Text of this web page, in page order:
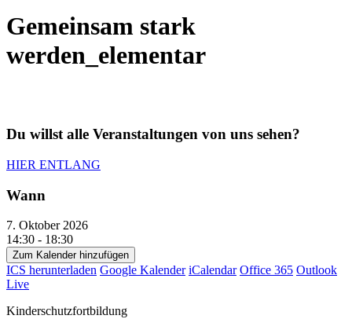
Gemeinsam stark
werden_elementar
Du willst alle Veranstaltungen von uns sehen?
HIER ENTLANG
Wann
7. Oktober 2026
14:30 - 18:30
Zum Kalender hinzufügen
ICS herunterladen Google Kalender iCalendar Office 365 Outlook
Live
Kinderschutzfortbildung